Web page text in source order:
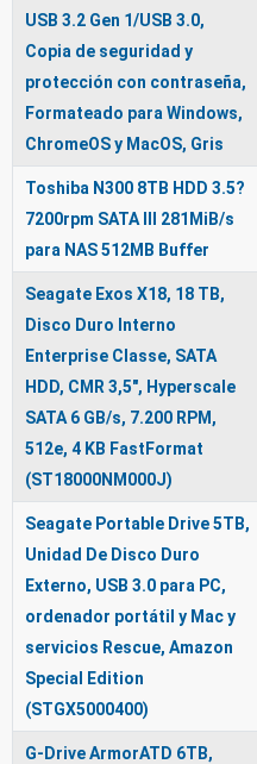
USB 3.2 Gen 1/USB 3.0,
Copia de seguridad y
protección con contraseña,
Formateado para Windows,
ChromeOS y MacOS, Gris
Toshiba N300 8TB HDD 3.5?
7200rpm SATA III 281MiB/s
para NAS 512MB Buffer
Seagate Exos X18, 18 TB,
Disco Duro Interno
Enterprise Classe, SATA
HDD, CMR 3,5", Hyperscale
SATA 6 GB/s, 7.200 RPM,
512e, 4 KB FastFormat
(ST18000NM000J)
Seagate Portable Drive 5TB,
Unidad De Disco Duro
Externo, USB 3.0 para PC,
ordenador portátil y Mac y
servicios Rescue, Amazon
Special Edition
(STGX5000400)
G-Drive ArmorATD 6TB,